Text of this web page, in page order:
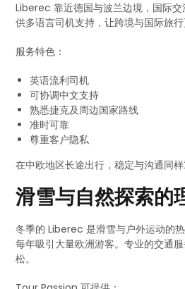
Liberec 靠近德国与波兰边境，国际
供多语言司机支持，让跨境与国际旅行
服务特色：
英语流利司机
可协调中文支持
熟悉捷克及周边国家路线
准时可靠
尊重客户隐私
在中欧地区长途出行，稳定与沟通同样
滑雪与自然探索的
冬季的 Liberec 是滑雪与户外运动的
每年吸引大量欧洲游客。专业的交通
松。